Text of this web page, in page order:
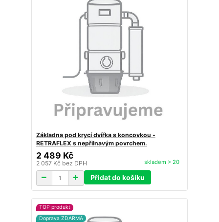
Základna pod krycí dvířka s koncovkou -
RETRAFLEX s nepřilnavým povrchem.
2 489 Kč
2 057 Kč bez DPH skladem > 20
Přidat do košíku
TOP produkt
Doprava ZDARMA